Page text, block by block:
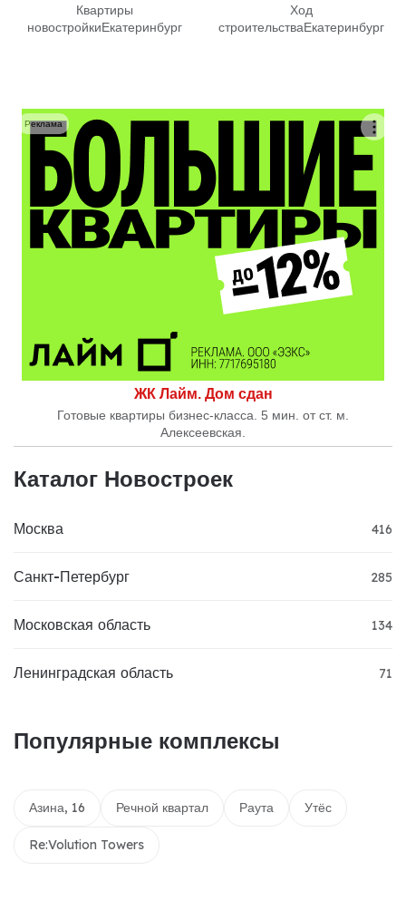
Квартиры
новостройкиЕкатеринбург
Ход
строительстваЕкатеринбург
ЖК Лайм. Дом сдан
Готовые квартиры бизнес-класса. 5 мин. от ст. м.
Алексеевская.
Реклама
Каталог Новостроек
Москва 416
Санкт-Петербург 285
Московская область 134
Ленинградская область 71
Популярные комплексы
Азина, 16 Речной квартал Раута Утёс
Re:Volution Towers